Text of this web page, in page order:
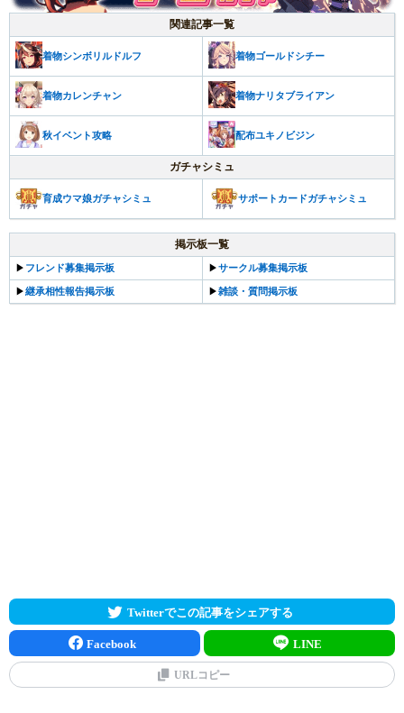
関連記事一覧
着物シンボリルドルフ 着物ゴールドシチー
着物カレンチャン 着物ナリタブライアン
秋イベント攻略 配布ユキノビジン
ガチャシミュ
育成ウマ娘ガチャシミュ サポートカードガチャシミュ
掲示板一覧
▶ フレンド募集掲示板 ▶サークル募集掲示板
▶継承相性報告掲示板 ▶雑談・質問掲示板
Twitterでこの記事をシェアする
Facebook LINE
URLコピー